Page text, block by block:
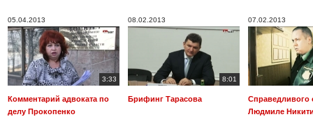
05.04.2013
3:33
Комментарий адвоката по
делу Прокопенко
08.02.2013
8:01
Брифинг Тарасова
07.02.2013
Справедливого
Людмиле